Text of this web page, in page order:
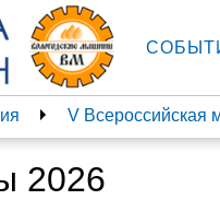
V Всероссийская
2026